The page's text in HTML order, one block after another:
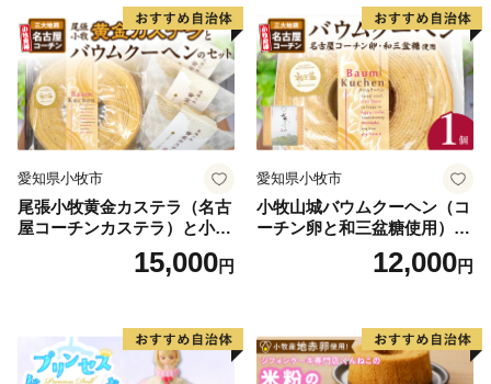
知県 小牧市 アンプチベアや
ぐま
凍 愛知県 小牧市 アンプチベ
アやぐま
愛知県小牧市
尾張小牧黄金カステラ（名古
屋コーチンカステラ）と小牧
山城バウムクーヘン（コーチ
ン卵と和三盆糖使用）のセッ
三盆 小牧銘菓 バウムクーヘ
ン 常温 愛知県 小牧市 アンプ
チベアやぐま
15,000円
愛知県小牧市
小牧山城バウムクーヘン（コ
ーチン卵と和三盆糖使用）
名古屋コーチン バームクー
ヘン 和三盆 小牧銘菓 バウム
12,000円